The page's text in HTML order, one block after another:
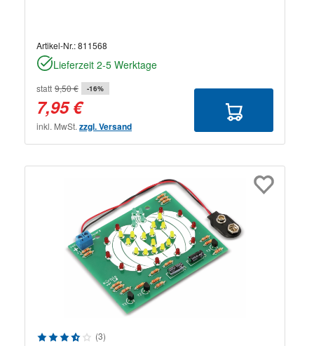
Artikel-Nr.:811568
Lieferzeit 2-5 Werktage
statt 9,50 € -16%
7,95 €
inkl. MwSt. zzgl. Versand
Durchschnittliche Bewertung von 3.67 von 5 Sternen
(3)